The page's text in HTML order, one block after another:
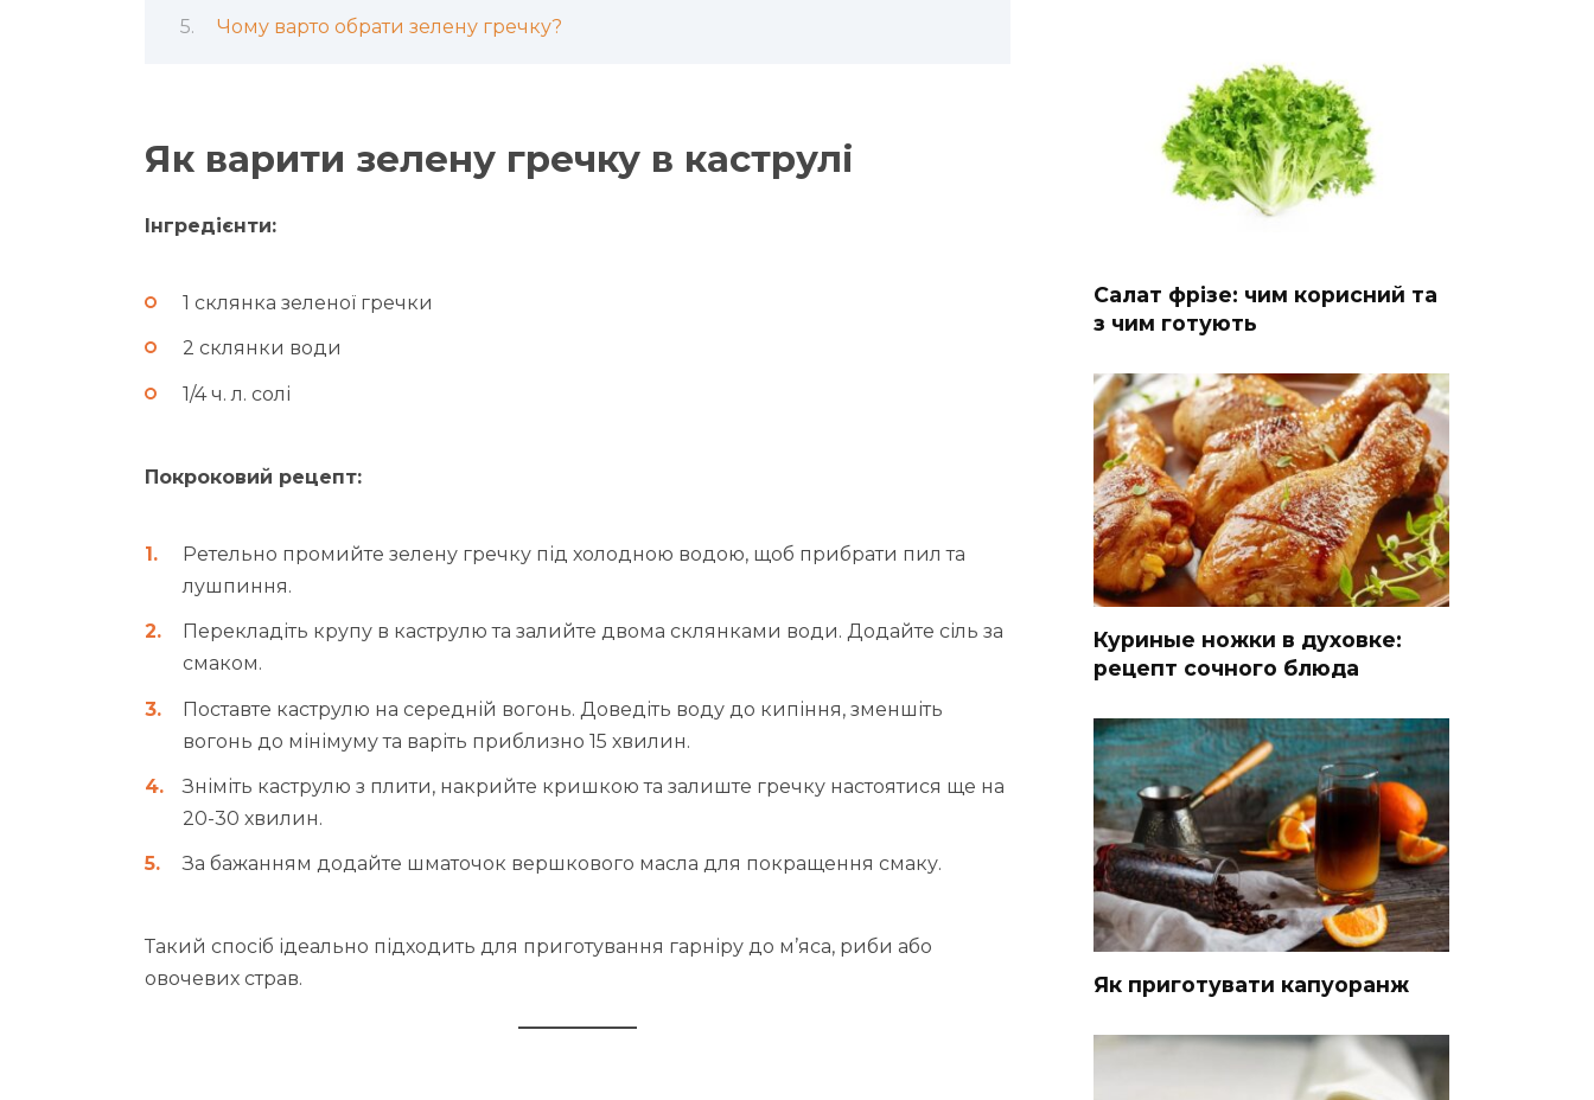
Чому варто обрати зелену гречку?
Як варити зелену гречку в каструлі
Інгредієнти:
1 склянка зеленої гречки
2 склянки води
1/4 ч. л. солі
Покроковий рецепт:
Ретельно промийте зелену гречку під холодною водою, щоб прибрати пил та
лушпиння.
Перекладіть крупу в каструлю та залийте двома склянками води. Додайте сіль за
смаком.
Поставте каструлю на середній вогонь. Доведіть воду до кипіння, зменшіть
вогонь до мінімуму та варіть приблизно 15 хвилин.
Зніміть каструлю з плити, накрийте кришкою та залиште гречку настоятися ще на
20-30 хвилин.
За бажанням додайте шматочок вершкового масла для покращення смаку.
Такий спосіб ідеально підходить для приготування гарніру до м’яса, риби або
овочевих страв.
Салат фрізе: чим корисний та
з чим готують
Куриные ножки в духовке:
рецепт сочного блюда
Як приготувати капуоранж